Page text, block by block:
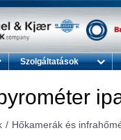
Szolgáltatások
Hőkamerák és